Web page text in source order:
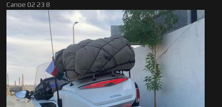
Canoe 02 23 8